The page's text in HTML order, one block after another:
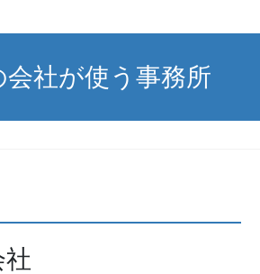
会社が使う事務所